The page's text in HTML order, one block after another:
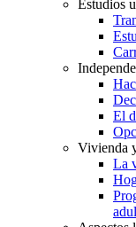
Estudios
El
Vivienda
La